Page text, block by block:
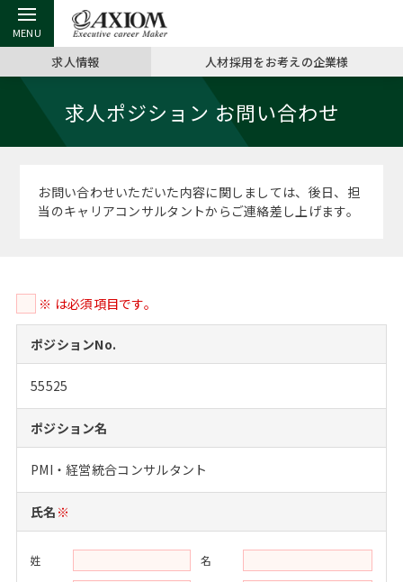
戻る
アクシアムの特長 ミッシ
コンサ
サービス案内
お申し
キャリ
戻る
キャリア支援 TOP
キャリアデザイン講座
（最新求人市場動向）
キャリ
MBAの
おわり
MBAの転職事例
MBAからのFAQ
MBA留学生数の推移
MBA留
日本か
インターン受入企業一覧
MBAを生かす求人特集
年齢と年収の相関図
戻る
転職ツール TOP
英文レジュメの書き方
英文レ
パワー
よくある面接Q&A集
外資系／面接攻略のコツ
戻る
転職コラム TOP
“展”職相談室
転職成功への4つの鍵
キャリアに効く一冊
注目企業インタビュー
戻る
イベント・セミナー TOP
ジョブフェア
キャリアフォーラム
プロ経営者の特別セミナー
Career Talk Live
戻る
会社概要 TOP
沿革
採用情報
パブリシティ
ニュースリリース
求人情報 人材採用をお考えの企業様
求人ポジション お問い合わせ
お問い合わせいただいた内容に関しましては、後日、担
当のキャリアコンサルタントからご連絡差し上げます。
※ は必須項目です。
ポジションNo.
55525
ポジション名
PMI・経営統合コンサルタント
氏名 ※
姓
名